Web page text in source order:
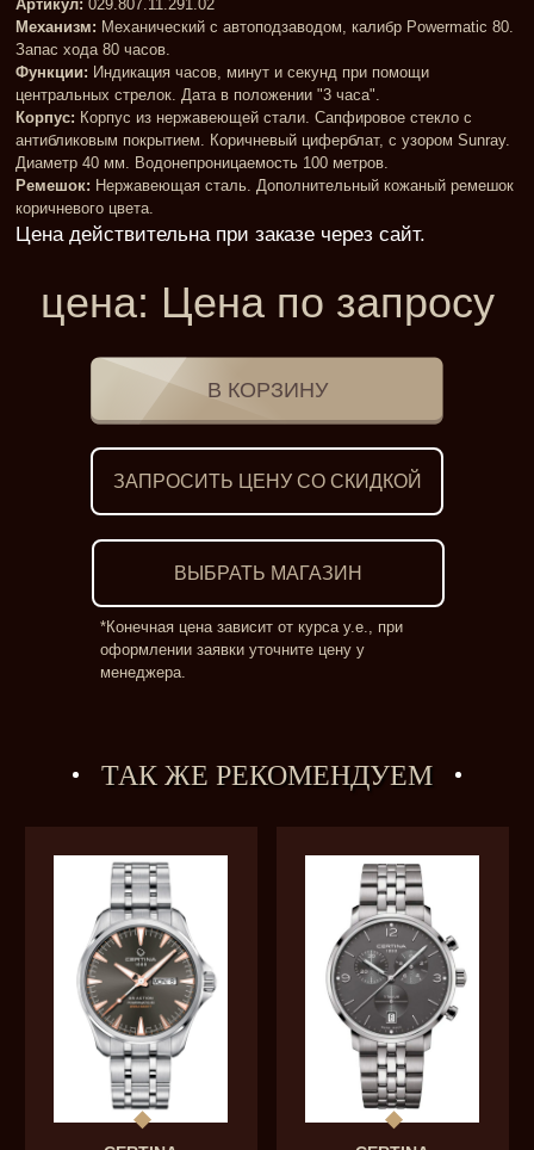
Артикул: 029.807.11.291.02
Механизм: Механический с автоподзаводом, калибр Powermatic 80.
Запас хода 80 часов.
Функции: Индикация часов, минут и секунд при помощи
центральных стрелок. Дата в положении "3 часа".
Корпус: Корпус из нержавеющей стали. Сапфировое стекло с
антибликовым покрытием. Коричневый циферблат, с узором Sunray.
Диаметр 40 мм. Водонепроницаемость 100 метров.
Ремешок: Нержавеющая сталь. Дополнительный кожаный ремешок
коричневого цвета.
Цена действительна при заказе через сайт
цена: Цена по запросу
ЗАПРОСИТЬ ЦЕНУ СО СКИДКОЙ
ВЫБРАТЬ МАГАЗИН
*Конечная цена зависит от курса у.е., при
оформлении заявки уточните цену у
менеджера.
ТАК ЖЕ РЕКОМЕНДУЕМ